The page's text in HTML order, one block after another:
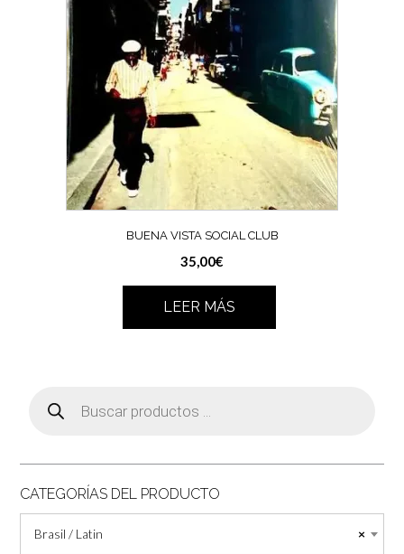
BUENA VISTA SOCIAL CLUB
35,00€
LEER MÁS
productos
CATEGORÍAS DEL PRODUCTO
×
Brasil / Latin